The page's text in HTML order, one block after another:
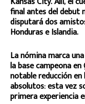
final antes del debut
disputará dos
Honduras e Islandia.
La nómina marca
la base campeona
notable reducción
absolutos: esta vez
primera experiencia